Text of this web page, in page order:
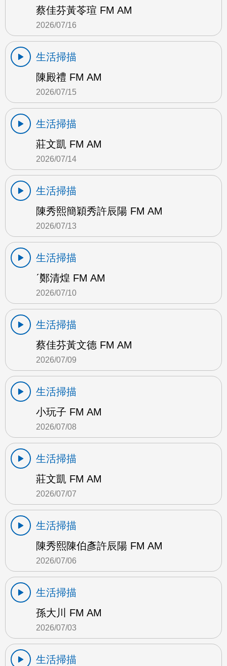
蔡佳芬黃苓瑄 FM AM
2026/07/16
生活掃描
陳殿禮 FM AM
2026/07/15
生活掃描
莊文凱 FM AM
2026/07/14
生活掃描
陳秀熙簡穎秀許辰陽 FM AM
2026/07/13
生活掃描
ˊ鄭清煌 FM AM
2026/07/10
生活掃描
蔡佳芬黃文德 FM AM
2026/07/09
生活掃描
小玩子 FM AM
2026/07/08
生活掃描
莊文凱 FM AM
2026/07/07
生活掃描
陳秀熙陳伯彥許辰陽 FM AM
2026/07/06
生活掃描
孫大川 FM AM
2026/07/03
生活掃描